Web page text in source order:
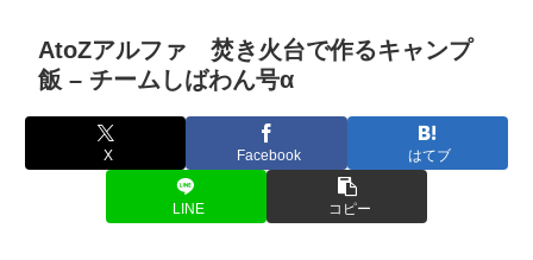
AtoZアルファ 焚き火台で作るキャンプ
飯 – チームしばわん号α
X Facebook はてブ
LINE コピー